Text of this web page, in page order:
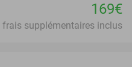
169€
frais supplémentaires inclus